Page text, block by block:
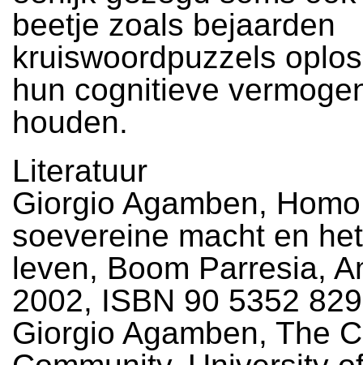
beetje zoals bejaarden
kruiswoordpuzzels
hun cognitieve
houden.
Literatuur
Giorgio Agamben,
soevereine macht en
leven, Boom Parresia,
2002, ISBN 90 5352
Giorgio Agamben, The